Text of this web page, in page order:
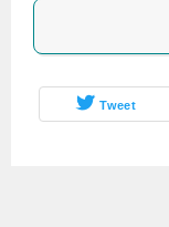
Tweet